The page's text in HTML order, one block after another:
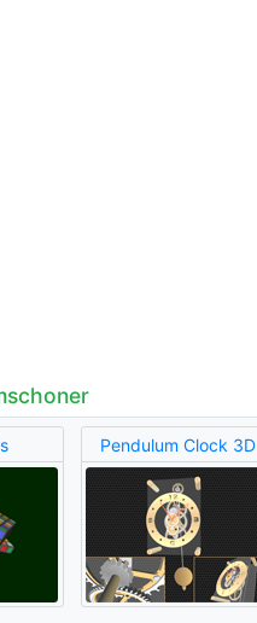
Pendulum Clock 3D